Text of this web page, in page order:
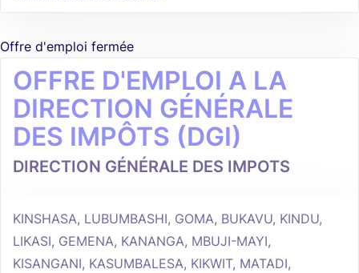
Offre d'emploi fermée
OFFRE D'EMPLOI A LA
DIRECTION GÉNÉRALE
DES IMPÔTS (DGI)
DIRECTION GÉNÉRALE DES IMPOTS
KINSHASA, LUBUMBASHI, GOMA, BUKAVU, KINDU,
LIKASI, GEMENA, KANANGA, MBUJI-MAYI,
KISANGANI, KASUMBALESA, KIKWIT, MATADI,